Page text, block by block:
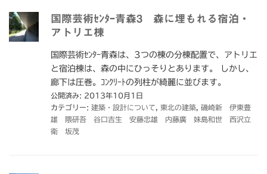
国際芸術ｾﾝﾀｰ青森3 森に埋もれる宿泊・
アトリエ棟
国際芸術ｾﾝﾀｰ青森は、3つの棟の分棟配置で、アトリエ
と宿泊棟は、森の中にひっそりとあります。 しかし、
廊下は圧巻。ｺﾝｸﾘｰﾄの列柱が綺麗に並びます。
公開済み: 2013年10月1日
カテゴリー: 建築・設計について, 東北の建築, 磯崎新 伊東豊
雄 隈研吾 谷口吉生 安藤忠雄 内藤廣 妹島和世 西沢立
衛 坂茂